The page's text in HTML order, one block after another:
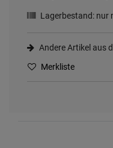
Lagerbestand: nur
Andere Artikel aus
Merkliste